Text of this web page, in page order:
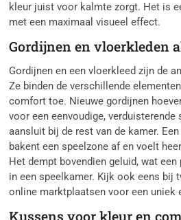
kleur juist voor kalmte zorgt. Het is
met een maximaal visueel effect.
Gordijnen en vloerkleden
Gordijnen en een vloerkleed zijn de
Ze binden de verschillende
comfort toe. Nieuwe gordijnen
voor een eenvoudige,
aansluit bij de rest van de kamer.
bakent een speelzone af en voelt
Het dempt bovendien geluid, wat
in een speelkamer. Kijk ook eens bij
online marktplaatsen voor een uniek
Kussens voor kleur en